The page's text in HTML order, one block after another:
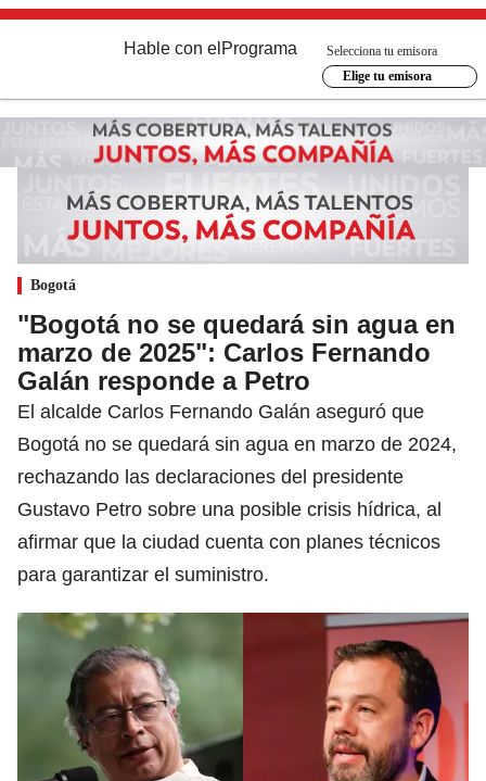
Hable con el Programa
Selecciona tu emisora
Elige tu emisora
Bogotá
"Bogotá no se quedará sin agua en
marzo de 2025": Carlos Fernando
Galán responde a Petro
El alcalde Carlos Fernando Galán aseguró que
Bogotá no se quedará sin agua en marzo de 2024,
rechazando las declaraciones del presidente
Gustavo Petro sobre una posible crisis hídrica, al
afirmar que la ciudad cuenta con planes técnicos
para garantizar el suministro.